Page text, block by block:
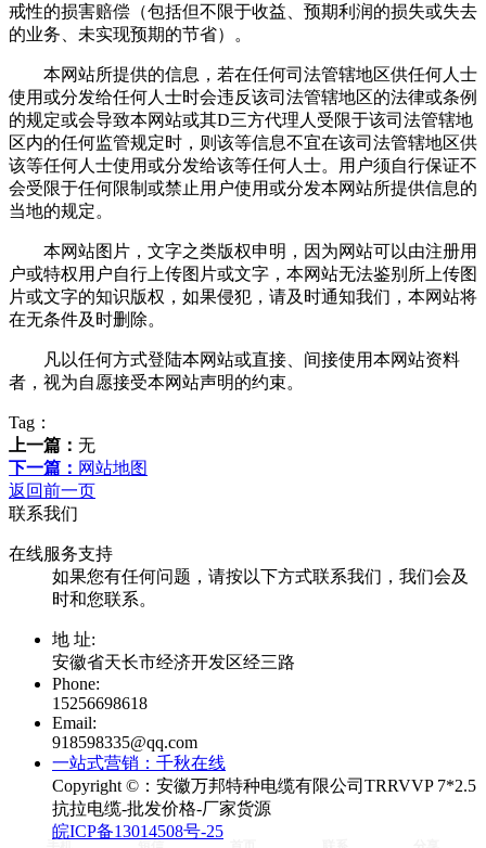
戒性的损害赔偿（包括但不限于收益、预期利润的损失或失去
的业务、未实现预期的节省）。
本网站所提供的信息，若在任何司法管辖地区供任何人士
使用或分发给任何人士时会违反该司法管辖地区的法律或条例
的规定或会导致本网站或其D三方代理人受限于该司法管辖地
区内的任何监管规定时，则该等信息不宜在该司法管辖地区供
该等任何人士使用或分发给该等任何人士。用户须自行保证不
会受限于任何限制或禁止用户使用或分发本网站所提供信息的
当地的规定。
本网站图片，文字之类版权申明，因为网站可以由注册用
户或特权用户自行上传图片或文字，本网站无法鉴别所上传图
片或文字的知识版权，如果侵犯，请及时通知我们，本网站将
在无条件及时删除。
凡以任何方式登陆本网站或直接、间接使用本网站资料
者，视为自愿接受本网站声明的约束。
Tag：
上一篇： 无
下一篇： 网站地图
返回前一页
联系我们
在线服务支持
如果您有任何问题，请按以下方式联系我们，我们会及
时和您联系。
地 址:
安徽省天长市经济开发区经三路
Phone:
15256698618
Email:
918598335@qq.com
一站式营销：千秋在线
Copyright ©： 安徽万邦特种电缆有限公司TRRVVP 7*2.5
抗拉电缆-批发价格-厂家货源
皖ICP备13014508号-25